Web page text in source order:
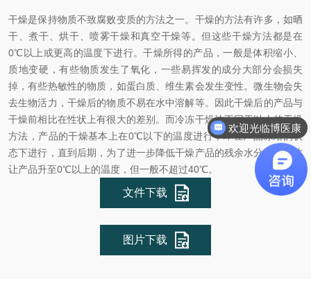
干燥是保持物质不致腐败变质的方法之一。干燥的方法有许多，如晒
干、煮干、烘干、喷雾干燥和真空干燥等。但这些干燥方法都是在
0℃ 以上或更高的温度下进行。干燥所得的产品，一般是体积缩小、
质地变硬，有些物质发生了氧化，一些易挥发的成分大部分会损失
掉，有些热敏性的物质，如蛋白质、维生素会发生变性。微生物会失
去生物活力，干燥后的物质不易在水中溶解等。因此干燥后的产品与
干燥前相比在性状上有很大的差别。而冷冻干燥法不同于以上的干燥
方法，产品的干燥基本上在0℃以下的温度进行，即在产品冻结的状
态下进行，直到后期，为了进一步降低干燥产品的残余水分含量，才
让产品升至0℃以上的温度，但一般不超过40℃。
文件下载
图片下载
欢迎光临博医康